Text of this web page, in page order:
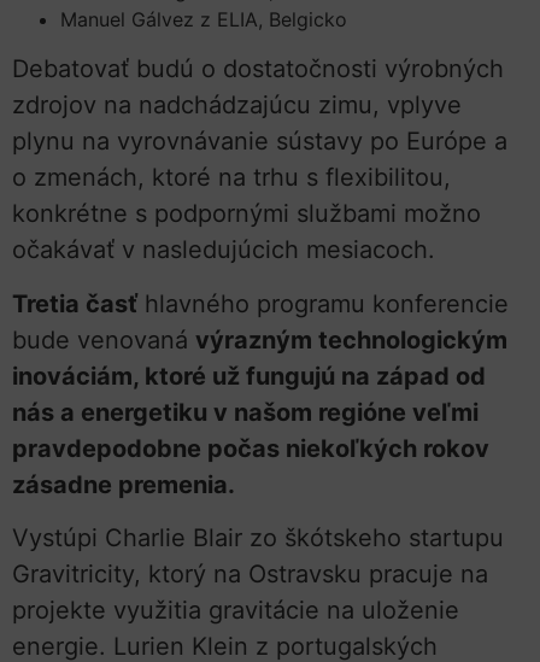
Manuel Gálvez z ELIA, Belgicko
Debatovať budú o dostatočnosti výrobných
zdrojov na nadchádzajúcu zimu, vplyve
plynu na vyrovnávanie sústavy po Európe a
o zmenách, ktoré na trhu s flexibilitou,
konkrétne s podpornými službami možno
očakávať v nasledujúcich mesiacoch.
Tretia časť hlavného programu konferencie
bude venovaná výrazným technologickým
inováciám, ktoré už fungujú na západ od
nás a energetiku v našom regióne veľmi
pravdepodobne počas niekoľkých rokov
zásadne premenia.
Vystúpi Charlie Blair zo škótskeho startupu
Gravitricity, ktorý na Ostravsku pracuje na
projekte využitia gravitácie na uloženie
energie. Lurien Klein z portugalských